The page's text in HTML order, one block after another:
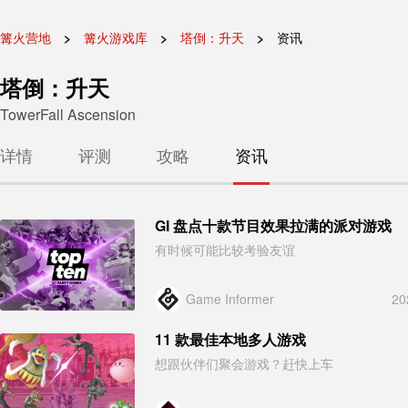
篝火营地 篝火游戏库 塔倒：升天 资讯
塔倒：升天
TowerFall Ascension
详情 评测 攻略 资讯
GI 盘点十款节目效果拉满的派对游戏
有时候可能比较考验友谊
Game Informer
11 款最佳本地多人游戏
想跟伙伴们聚会游戏？赶快上车